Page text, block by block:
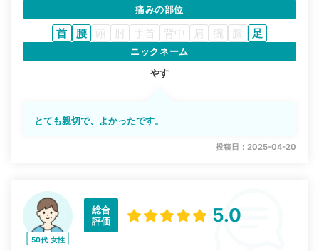
痛みの部位
首 腰 頭 肘 手首 背中 肩 腕 膝 足
ニックネーム
やす
とても親切で、よかったです。
投稿日：2025-04-20
50代 女性
総合
評価
5.0